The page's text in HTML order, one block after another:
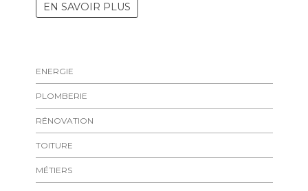
EN SAVOIR PLUS
ENERGIE
PLOMBERIE
RÉNOVATION
TOITURE
MÉTIERS